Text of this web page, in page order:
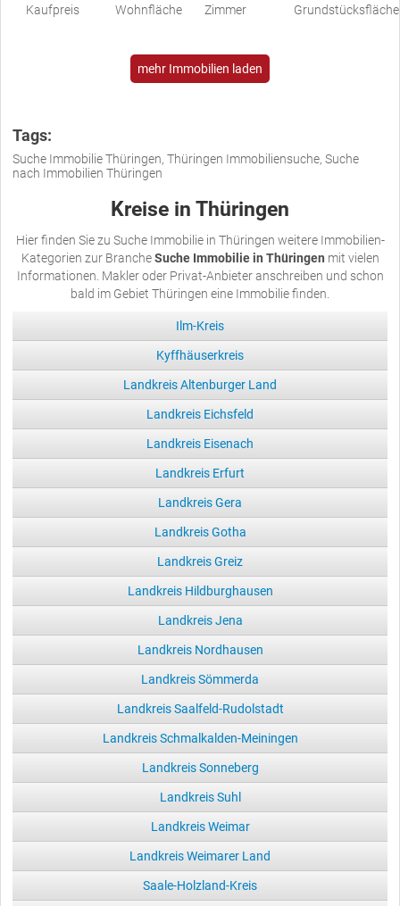
Kaufpreis Wohnfläche Zimmer Grundstücksfläche
mehr Immobilien laden
Tags:
Suche Immobilie Thüringen, Thüringen Immobiliensuche, Suche
nach Immobilien Thüringen
Kreise in Thüringen
Hier finden Sie zu Suche Immobilie in Thüringen weitere Immobilien-
Kategorien zur BrancheSuche Immobilie in Thüringen mit vielen
Informationen. Makler oder Privat-Anbieter anschreiben und schon
bald im Gebiet Thüringen eine Immobilie finden.
Ilm-Kreis
Kyffhäuserkreis
Landkreis Altenburger Land
Landkreis Eichsfeld
Landkreis Eisenach
Landkreis Erfurt
Landkreis Gera
Landkreis Gotha
Landkreis Greiz
Landkreis Hildburghausen
Landkreis Jena
Landkreis Nordhausen
Landkreis Sömmerda
Landkreis Saalfeld-Rudolstadt
Landkreis Schmalkalden-Meiningen
Landkreis Sonneberg
Landkreis Suhl
Landkreis Weimar
Landkreis Weimarer Land
Saale-Holzland-Kreis